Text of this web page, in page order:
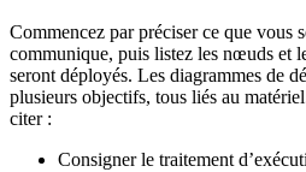
Commencez par préciser ce que vous
communique, puis listez les nœuds et
seront déployés. Les diagrammes de
plusieurs objectifs, tous liés au
citer :
Consigner le traitement